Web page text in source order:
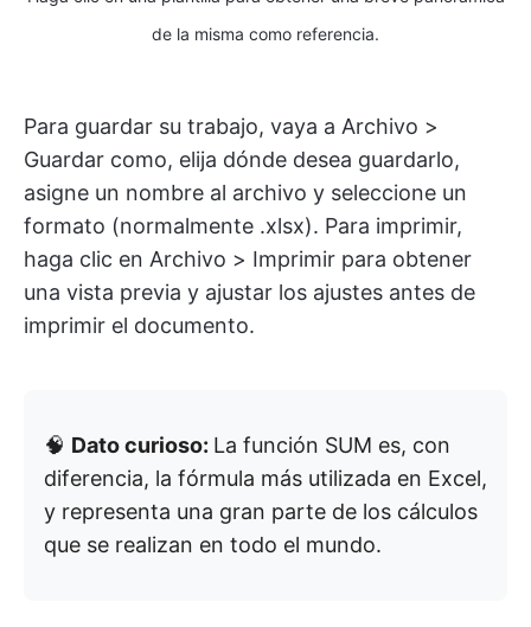
de la misma como referencia.
Para guardar su trabajo, vaya a Archivo >
Guardar como, elija dónde desea guardarlo,
asigne un nombre al archivo y seleccione un
formato (normalmente .xlsx). Para imprimir,
haga clic en Archivo > Imprimir para obtener
una vista previa y ajustar los ajustes antes de
imprimir el documento.
🧠 Dato curioso: La función SUM es, con
diferencia, la fórmula más utilizada en Excel,
y representa una gran parte de los cálculos
que se realizan en todo el mundo.